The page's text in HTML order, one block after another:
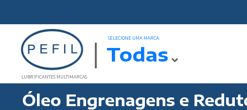
LUBRIFICANTES MULTIMARCAS
SELECIONE UMA MARCA:
Todas
Óleo Engrenagens e